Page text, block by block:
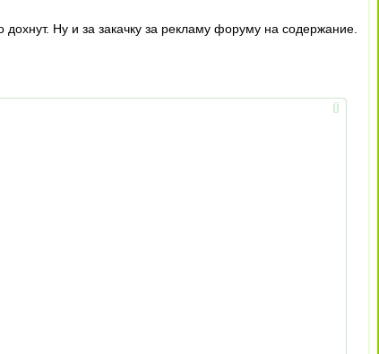
Ну и за закачку за рекламу форуму на содержание.